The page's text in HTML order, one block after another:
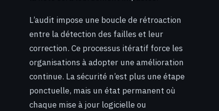
L’audit impose une boucle de rétroaction
entre la détection des failles et leur
correction. Ce processus itératif force les
organisations à adopter une amélioration
continue. La sécurité n’est plus une étape
ponctuelle, mais un état permanent où
chaque mise à jour logicielle ou